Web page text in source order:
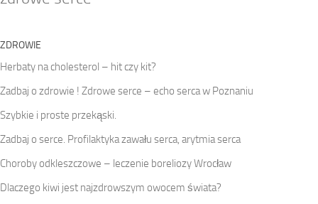
ZDROWIE
Herbaty na cholesterol – hit czy kit?
Zadbaj o zdrowie ! Zdrowe serce – echo serca w Poznaniu
Szybkie i proste przekąski.
Zadbaj o serce. Profilaktyka zawału serca, arytmia serca
Choroby odkleszczowe – leczenie boreliozy Wrocław
Dlaczego kiwi jest najzdrowszym owocem świata?